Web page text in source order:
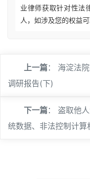
业律师获取针对性法
人，如涉及您的权益可
上一篇： 海淀法
调研报告(下)
下一篇： 盗取他
统数据、非法控制计算